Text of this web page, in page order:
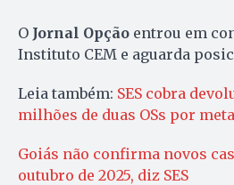
O Jornal Opção entrou em
Instituto CEM e aguarda
Leia também: SES cobra
milhões de duas OSs por
Goiás não confirma novos
outubro de 2025, diz SES